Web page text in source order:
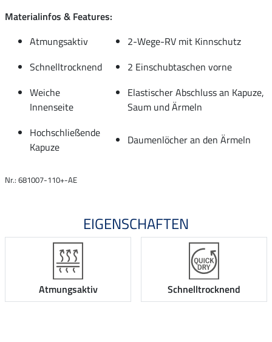
Materialinfos & Features:
Atmungsaktiv
2-Wege-RV mit Kinnschutz
Schnelltrocknend
2 Einschubtaschen vorne
Weiche
Innenseite
Elastischer Abschluss an Kapuze,
Saum und Ärmeln
Hochschließende
Kapuze
Daumenlöcher an den Ärmeln
Nr.: 681007-110+-AE
EIGENSCHAFTEN
Atmungsaktiv Schnelltrocknend